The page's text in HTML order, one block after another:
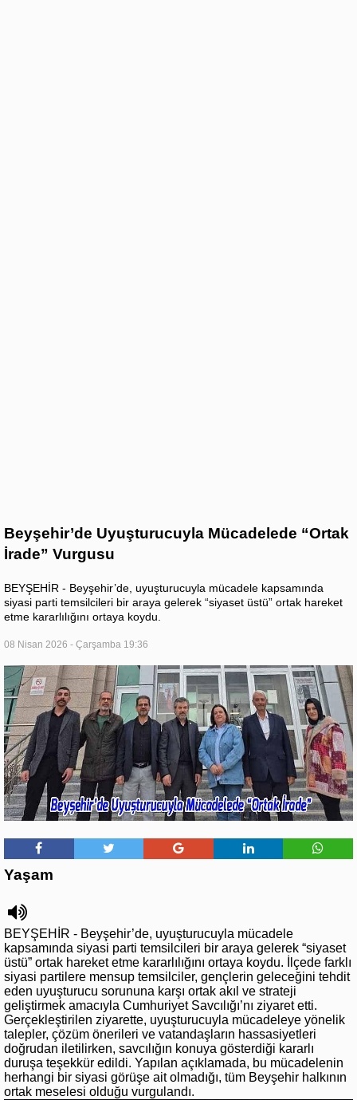
Beyşehir’de Uyuşturucuyla Mücadelede “Ortak
İrade” Vurgusu
BEYŞEHİR - Beyşehir’de, uyuşturucuyla mücadele kapsamında
siyasi parti temsilcileri bir araya gelerek “siyaset üstü” ortak hareket
etme kararlılığını ortaya koydu.
08 Nisan 2026 - Çarşamba 19:36
Yaşam
BEYŞEHİR - Beyşehir’de, uyuşturucuyla mücadele
kapsamında siyasi parti temsilcileri bir araya gelerek “siyaset
üstü” ortak hareket etme kararlılığını ortaya koydu. İlçede farklı
siyasi partilere mensup temsilciler, gençlerin geleceğini tehdit
eden uyuşturucu sorununa karşı ortak akıl ve strateji
geliştirmek amacıyla Cumhuriyet Savcılığı’nı ziyaret etti.
Gerçekleştirilen ziyarette, uyuşturucuyla mücadeleye yönelik
talepler, çözüm önerileri ve vatandaşların hassasiyetleri
doğrudan iletilirken, savcılığın konuya gösterdiği kararlı
duruşa teşekkür edildi. Yapılan açıklamada, bu mücadelenin
herhangi bir siyasi görüşe ait olmadığı, tüm Beyşehir halkının
ortak meselesi olduğu vurgulandı.